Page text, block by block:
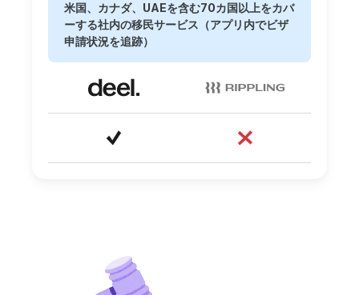
米国、カナダ、UAEを含む70カ国以上をカバ
ーする社内の移民サービス（アプリ内でビザ
申請状況を追跡）